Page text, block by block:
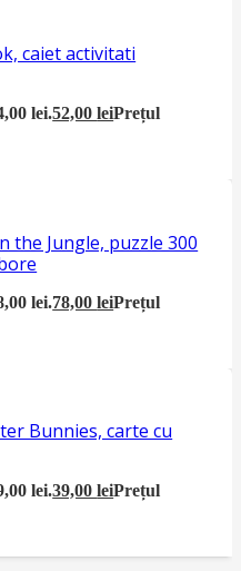
caiet activitati
lei.52,00leiPrețul
the Jungle, puzzle 300
lei.78,00leiPrețul
Bunnies, carte cu
lei.39,00leiPrețul